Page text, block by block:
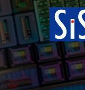
至
主
要
容